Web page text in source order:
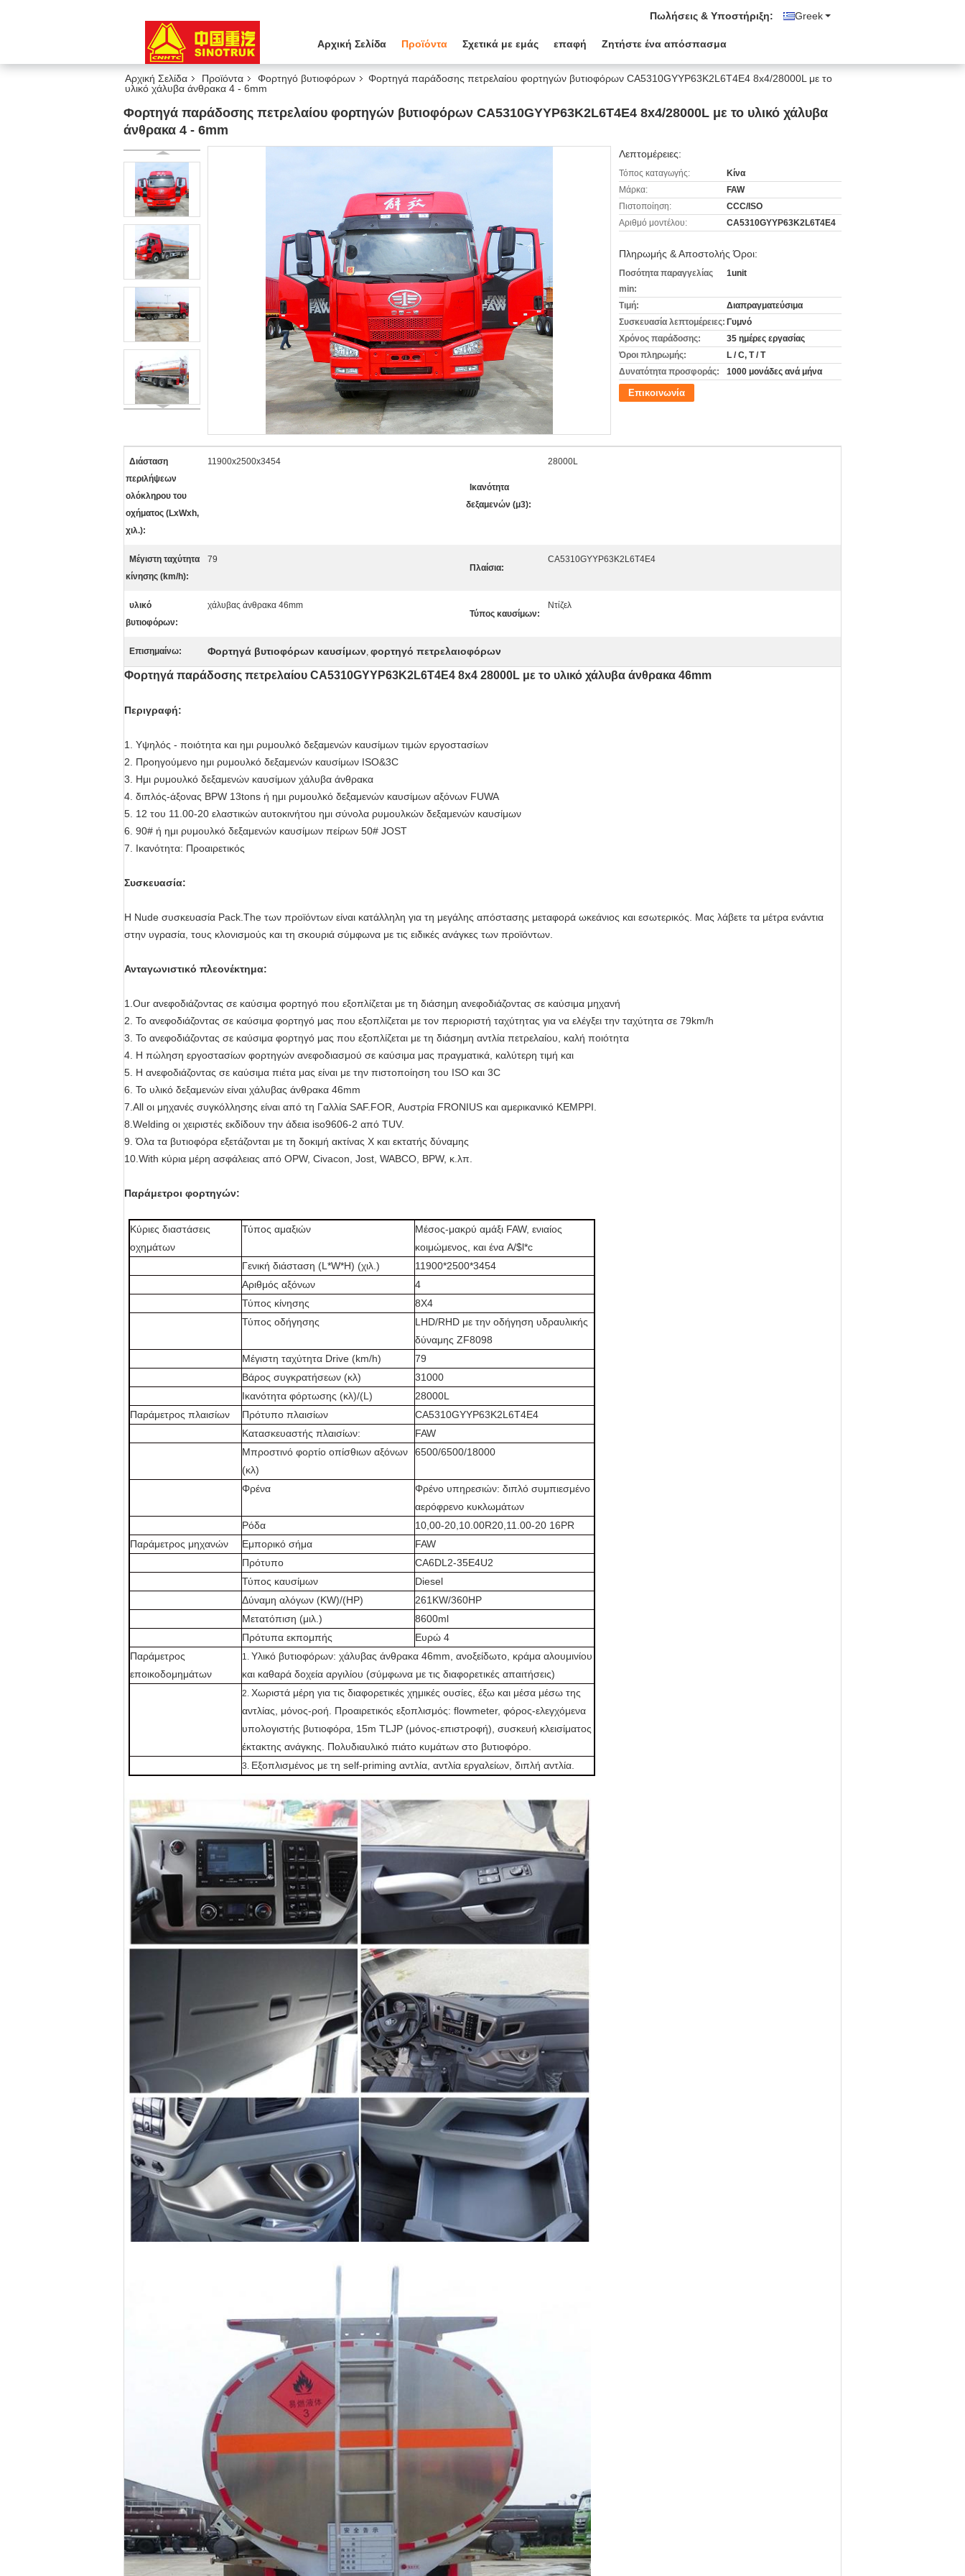
Greek
Πωλήσεις & Υποστήριξη:
Αρχική Σελίδα Προϊόντα Σχετικά με εμάς επαφή Ζητήστε ένα απόσπασμα
Αρχική Σελίδα Προϊόντα Φορτηγό βυτιοφόρων
Φορτηγά παράδοσης πετρελαίου φορτηγών βυτιοφόρων CA5310GYYP63K2L6T4E4 8x4/28000L με το
υλικό χάλυβα άνθρακα 4 - 6mm
Φορτηγά παράδοσης πετρελαίου φορτηγών βυτιοφόρων CA5310GYYP63K2L6T4E4 8x4/28000L με το υλικό χάλυβα
άνθρακα 4 - 6mm
Λεπτομέρειες:
Τόπος καταγωγής:
Κίνα
Μάρκα:
FAW
Πιστοποίηση:
CCC/ISO
Αριθμό μοντέλου:
CA5310GYYP63K2L6T4E4
Πληρωμής & Αποστολής Όροι:
Ποσότητα παραγγελίας
min:
1unit
Τιμή:
Διαπραγματεύσιμα
Συσκευασία λεπτομέρειες: Γυμνό
Χρόνος παράδοσης:
35 ημέρες εργασίας
Όροι πληρωμής:
L / C, T / T
Δυνατότητα προσφοράς:
1000 μονάδες ανά μήνα
Επικοινωνία
Διάσταση
περιλήψεων
ολόκληρου του
οχήματος (LxWxh,
χιλ.):
11900x2500x3454
Ικανότητα
δεξαμενών (μ3):
28000L
Μέγιστη ταχύτητα
κίνησης (km/h):
79
Πλαίσια:
CA5310GYYP63K2L6T4E4
υλικό
βυτιοφόρων:
χάλυβας άνθρακα 46mm
Τύπος καυσίμων:
Ντίζελ
Επισημαίνω: Φορτηγά βυτιοφόρων καυσίμων, φορτηγό πετρελαιοφόρων
Φορτηγά παράδοσης πετρελαίου CA5310GYYP63K2L6T4E4 8x4 28000L με το υλικό χάλυβα άνθρακα 46mm
Περιγραφή:
1. Υψηλός - ποιότητα και ημι ρυμουλκό δεξαμενών καυσίμων τιμών εργοστασίων
2. Προηγούμενο ημι ρυμουλκό δεξαμενών καυσίμων ISO&3C
3. Ημι ρυμουλκό δεξαμενών καυσίμων χάλυβα άνθρακα
4. διπλός-άξονας BPW 13tons ή ημι ρυμουλκό δεξαμενών καυσίμων αξόνων FUWA
5. 12 του 11.00-20 ελαστικών αυτοκινήτου ημι σύνολα ρυμουλκών δεξαμενών καυσίμων
6. 90# ή ημι ρυμουλκό δεξαμενών καυσίμων πείρων 50# JOST
7. Ικανότητα: Προαιρετικός
Συσκευασία:
Η Nude συσκευασία Pack.The των προϊόντων είναι κατάλληλη για τη μεγάλης απόστασης μεταφορά ωκεάνιος και εσωτερικός. Μας λάβετε τα μέτρα ενάντια
στην υγρασία, τους κλονισμούς και τη σκουριά σύμφωνα με τις ειδικές ανάγκες των προϊόντων.
Ανταγωνιστικό πλεονέκτημα:
1.Our ανεφοδιάζοντας σε καύσιμα φορτηγό που εξοπλίζεται με τη διάσημη ανεφοδιάζοντας σε καύσιμα μηχανή
2. Το ανεφοδιάζοντας σε καύσιμα φορτηγό μας που εξοπλίζεται με τον περιοριστή ταχύτητας για να ελέγξει την ταχύτητα σε 79km/h
3. Το ανεφοδιάζοντας σε καύσιμα φορτηγό μας που εξοπλίζεται με τη διάσημη αντλία πετρελαίου, καλή ποιότητα
4. Η πώληση εργοστασίων φορτηγών ανεφοδιασμού σε καύσιμα μας πραγματικά, καλύτερη τιμή και
5. Η ανεφοδιάζοντας σε καύσιμα πιέτα μας είναι με την πιστοποίηση του ISO και 3C
6. Το υλικό δεξαμενών είναι χάλυβας άνθρακα 46mm
7.All οι μηχανές συγκόλλησης είναι από τη Γαλλία SAF.FOR, Αυστρία FRONIUS και αμερικανικό KEMPPI.
8.Welding οι χειριστές εκδίδουν την άδεια iso9606-2 από TUV.
9. Όλα τα βυτιοφόρα εξετάζονται με τη δοκιμή ακτίνας X και εκτατής δύναμης
10.With κύρια μέρη ασφάλειας από OPW, Civacon, Jost, WABCO, BPW, κ.λπ.
Παράμετροι φορτηγών:
Κύριες διαστάσεις
οχημάτων
Τύπος αμαξιών
Μέσος-μακρύ αμάξι FAW, ενιαίος
κοιμώμενος, και ένα A/$l*c
Γενική διάσταση (L*W*H) (χιλ.)
11900*2500*3454
Αριθμός αξόνων
4
Τύπος κίνησης
8X4
Τύπος οδήγησης
LHD/RHD με την οδήγηση υδραυλικής
δύναμης ZF8098
Μέγιστη ταχύτητα Drive (km/h)
79
Βάρος συγκρατήσεων (κλ)
31000
Ικανότητα φόρτωσης (κλ)/(L)
28000L
Παράμετρος πλαισίων
Πρότυπο πλαισίων
CA5310GYYP63K2L6T4E4
Κατασκευαστής πλαισίων:
FAW
Μπροστινό φορτίο οπίσθιων αξόνων
(κλ)
6500/6500/18000
Φρένα
Φρένο υπηρεσιών: διπλό συμπιεσμένο
αερόφρενο κυκλωμάτων
Ρόδα
10,00-20,10.00R20,11.00-20 16PR
Παράμετρος μηχανών
Εμπορικό σήμα
FAW
Πρότυπο
CA6DL2-35E4U2
Τύπος καυσίμων
Diesel
Δύναμη αλόγων (KW)/(HP)
261KW/360HP
Μετατόπιση (μιλ.)
8600ml
Πρότυπα εκπομπής
Ευρώ 4
Παράμετρος
εποικοδομημάτων
1. Υλικό βυτιοφόρων: χάλυβας άνθρακα 46mm, ανοξείδωτο, κράμα αλουμινίου
και καθαρά δοχεία αργιλίου (σύμφωνα με τις διαφορετικές απαιτήσεις)
2.Χωριστά μέρη για τις διαφορετικές χημικές ουσίες, έξω και μέσα μέσω της
αντλίας, μόνος-ροή. Προαιρετικός εξοπλισμός: flowmeter, φόρος-ελεγχόμενα
υπολογιστής βυτιοφόρα, 15m TLJP (μόνος-επιστροφή), συσκευή κλεισίματος
έκτακτης ανάγκης. Πολυδιαυλικό πιάτο κυμάτων στο βυτιοφόρο.
3. Εξοπλισμένος με τη self-priming αντλία, αντλία εργαλείων, διπλή αντλία.